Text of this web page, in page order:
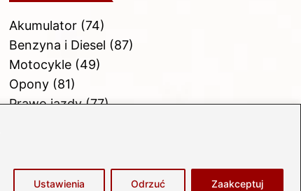
Ustawienia Odrzuć Zaakceptuj
Akumulator(74)
Benzyna i Diesel (87)
Motocykle(49)
Opony(81)
Prawo jazdy(77)